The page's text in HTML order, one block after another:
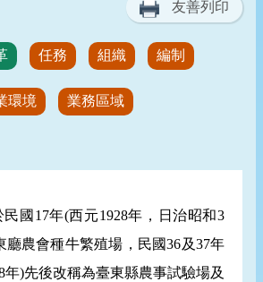
友善列印
任務 組織 編制
環境 業務區域
國17年(西元1928年，日治昭和3
廳農會種牛繁殖場，民國36及37年
年)先後改稱為臺東縣農事試驗場及